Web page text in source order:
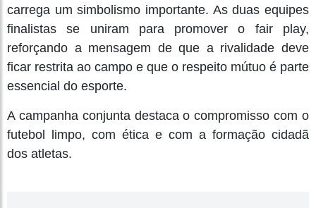
carrega um simbolismo importante. As duas equipes
finalistas se uniram para promover o fair play,
reforçando a mensagem de que a rivalidade deve
ficar restrita ao campo e que o respeito mútuo é parte
essencial do esporte.
A campanha conjunta destaca o compromisso com o
futebol limpo, com ética e com a formação cidadã
dos atletas.